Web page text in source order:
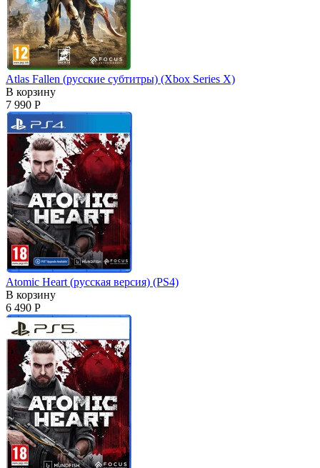
Atlas Fallen (русские субтитры) (Xbox Series X)
В корзину
7 990 Р
Atomic Heart (русская версия) (PS4)
В корзину
6 490 Р